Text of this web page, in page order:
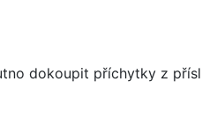
dokoupit příchytky z